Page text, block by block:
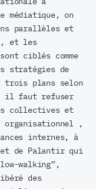
médiatique, on
parallèles et
et les
ciblés comme
stratégies de
trois plans selon
il faut refuser
collectives et
organisationnel ,
internes, à
et de Palantir qui
walking”,
des